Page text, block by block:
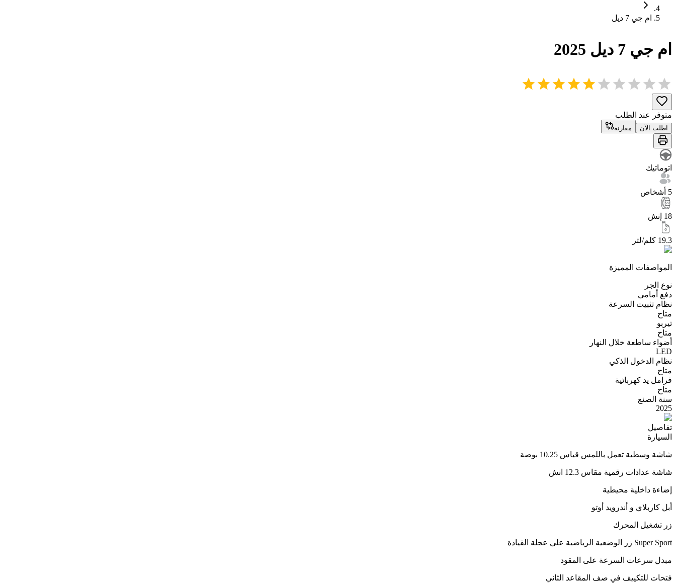
ام جي 7 ديل
ام جي 7 ديل 2025
متوفر عند الطلب
اطلب الآن مقارنة
اتوماتيك
5 أشخاص
18 إنش
19.3 كلم/لتر
المواصفات المميزة
نوع الجر
دفع أمامي
نظام تثبيت السرعة
متاح
تيربو
متاح
أضواء ساطعة خلال النهار
LED
نظام الدخول الذكي
متاح
فرامل يد كهربائية
متاح
سنة الصنع
2025
تفاصيل
السيارة
شاشة وسطية تعمل باللمس قياس 10.25 بوصة
شاشة عدادات رقمية مقاس 12.3 انش
إضاءة داخلية محيطية
أبل كاربلاي و أندرويد أوتو
زر تشغيل المحرك
Super Sport زر الوضعية الرياضية على عجلة القيادة
مبدل سرعات السرعة على المقود
فتحات للتكييف في صف المقاعد الثاني